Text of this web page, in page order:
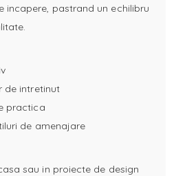
incapere, pastrand un echilibru
de intretinut
practica
de amenajare
sau in proiecte de design